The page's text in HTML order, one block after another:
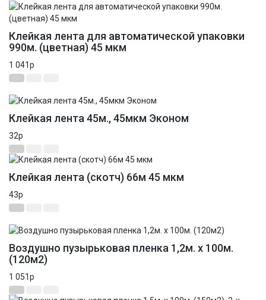
Клейкая лента для автоматической упаковки
990м. (цветная) 45 мкм
1 041p
Клейкая лента 45м., 45мкм Эконом
32p
Клейкая лента (скотч) 66м 45 мкм
43p
Воздушно пузырьковая пленка 1,2м. х 100м.
(120м2)
1 051p